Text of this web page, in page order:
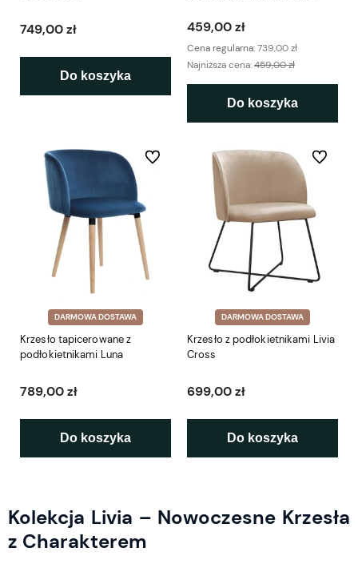
749,00 zł
Do koszyka
459,00 zł
Cena regularna:739,00 zł
Najniższa cena:459,00 zł
Do koszyka
DARMOWA DOSTAWA
Krzesło tapicerowane z
podłokietnikami Luna
789,00 zł
Do koszyka
Do ulubionych
DARMOWA DOSTAWA
Krzesło z podłokietnikami Livia
Cross
699,00 zł
Do koszyka
Do
Kolekcja Livia – Nowoczesne Krzesła
z Charakterem